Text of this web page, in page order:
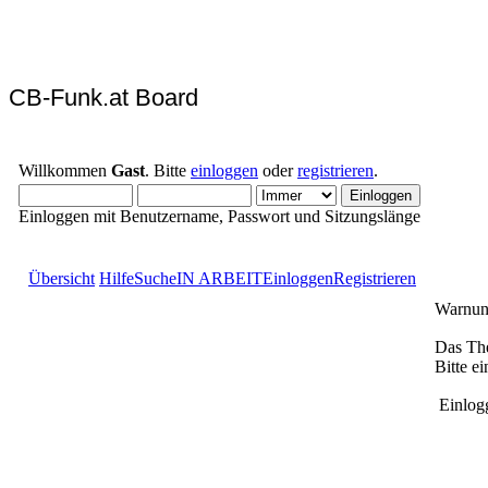
CB-Funk.at Board
Willkommen Gast. Bitte einloggen oderregistrieren.
Einloggen mit Benutzername, Passwort und Sitzungslänge
Übersicht HilfeSucheIN ARBEITEinloggenRegistrieren
Das
Bitte